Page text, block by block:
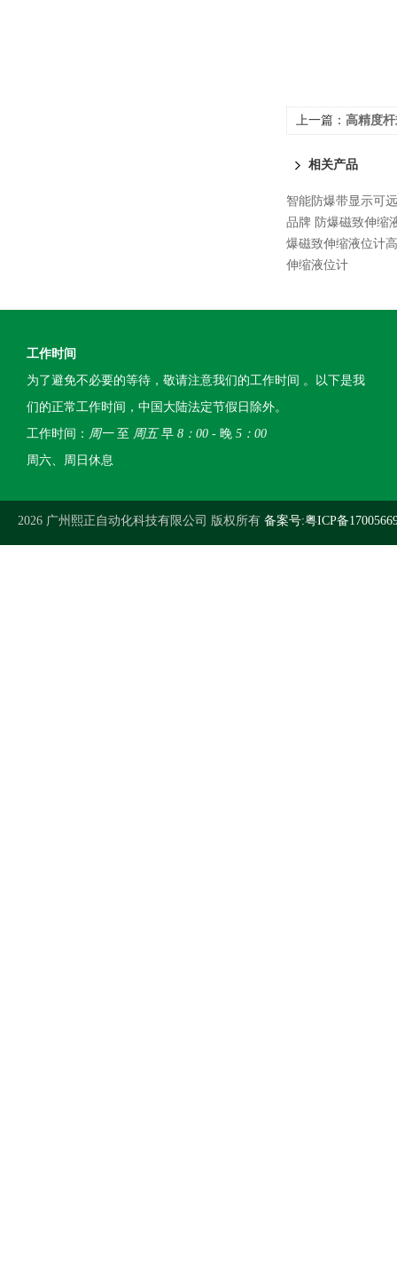
上一篇： 高精度
相关产品
智能防爆带显示可
品牌 防爆磁致伸缩
爆磁致伸缩液位计
伸缩液位计
工作时间
为了避免不必要的等待，敬请注意我们的工作时间 。以下是我
们的正常工作时间，中国大陆法定节假日除外。
工作时间： 周一至 周五早 8：00 - 晚 5：00
周六、周日休息
2026 广州熙正自动化科技有限公司 版权所有 备案号:粤ICP备